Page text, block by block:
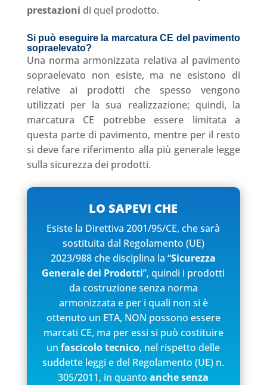
prestazioni di quel prodotto.
Si può eseguire la marcatura CE del pavimento
sopraelevato?
Una norma armonizzata relativa al pavimento
sopraelevato non esiste, ma ne esistono di
relative ai prodotti che spesso vengono
utilizzati per la sua realizzazione; quindi, la
marcatura CE potrebbe essere limitata a
questa parte di pavimento, mentre per il resto
si deve fare riferimento alla più generale legge
sulla sicurezza dei prodotti.
LO SAPEVI CHE
Esiste la Direttiva 2001/95/CE, che sarà
sostituita dal Regolamento (UE)
2023/988 che disciplina la “Sicurezza
Generale dei Prodotti”, quindi i prodotti
da costruzione senza norma
armonizzata e per i quali non si è
ottenuto un ETA, NON possono essere
marcati CE, ma per essi si può costituire
unfascicolo tecnico, nel rispetto delle
suddette leggi e del Regolamento (UE) n.
305/2011, in quantoanche senza